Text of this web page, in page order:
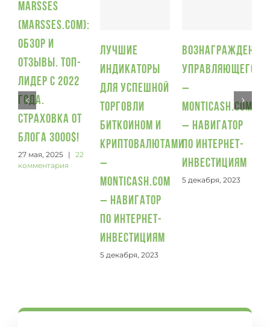
Marsses
(Marsses.com):
обзор и
отзывы. Топ-
лидер с 2022
года.
Страховка от
блога 3000$!
27 мая, 2025 | 22
комментария
Лучшие
индикаторы
для успешной
торговли
биткоином и
криптовалютами
–
Monticash.com
– Навигатор
по интернет-
инвестициям
5 декабря, 2023
Вознаграждение
управляющего
–
Monticash.com
– Навигатор
по интернет-
инвестициям
5 декабря, 2023